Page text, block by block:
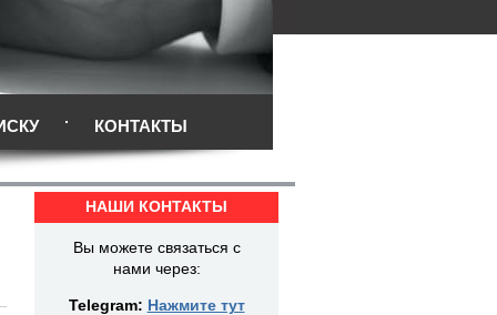
КОНТАКТЫ
НАШИ КОНТАКТЫ
Вы можете связаться с
нами через:
Telegram: Нажмите тут